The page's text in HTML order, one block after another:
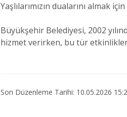
Yaşlılarımızın dualarını almak
Büyükşehir Belediyesi, 2002
hizmet verirken, bu tür
Son Düzenleme Tarihi: 10.05.2026